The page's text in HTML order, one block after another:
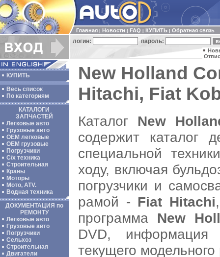
Главная Новости FAQ КУПИТЬ Обратная связь
логин: пароль:
КУПИТЬ
Весь список
По категориям
КАТАЛОГИ
ЗАПЧАСТЕЙ
Легковые авто
Грузовые авто
ОЕМ легковые
OEM грузовые
Погрузчики
С/х техника
Строительная
Краны
Моторы
Мото, ATV.
Водная техника
ДОКУМЕНТАЦИЯ по
РЕМОНТУ
Легковые авто
Грузовые авто
Погрузчики
Сельхоз
Строительная
Двигатели
New Holland
Hitachi, Fiat
Каталог New
содержит каталог
специальной
ходу, включая
погрузчики и
рамой - Fiat Hitachi
программа New
DVD, информация
текущего